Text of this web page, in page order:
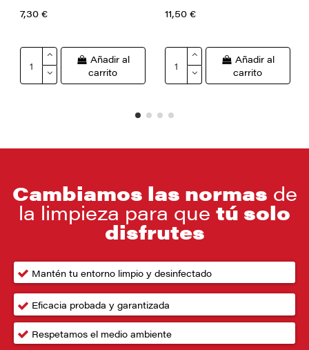
7,30 €
Añadir al
carrito
11,50 €
Añadir al
carrito
Cambiamos las normas de
la limpieza para que tú solo
disfrutes
Mantén tu entorno limpio y desinfectado
Eficacia probada y garantizada
Respetamos el medio ambiente